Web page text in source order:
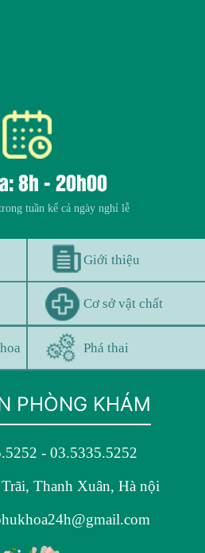
8h - 20h00
tuần kể cả ngày nghỉ lễ
Giới thiệu
Cơ sở vật chất
Phá thai
PHÒNG KHÁM
- 03.5335.5252
Thanh Xuân, Hà nội